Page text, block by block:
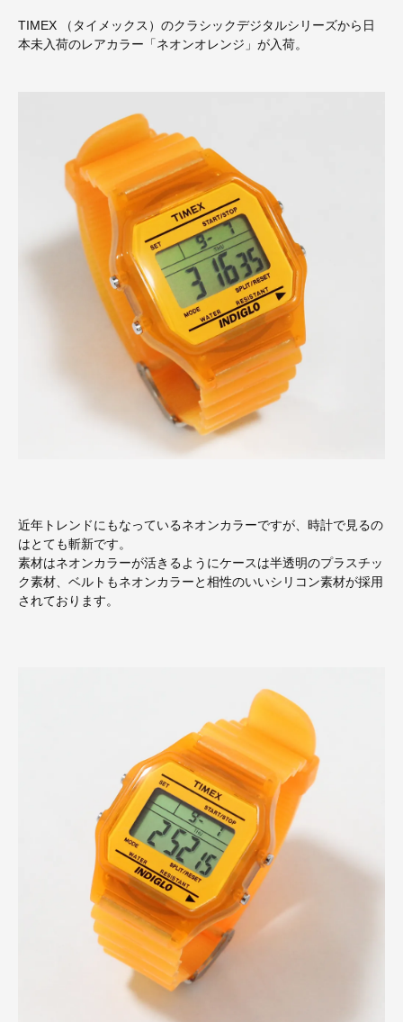
TIMEX （タイメックス）のクラシックデジタルシリーズから日
本未入荷のレアカラー「ネオンオレンジ」が入荷。
近年トレンドにもなっているネオンカラーですが、時計で見るの
はとても斬新です。
素材はネオンカラーが活きるようにケースは半透明のプラスチッ
ク素材、ベルトもネオンカラーと相性のいいシリコン素材が採用
されております。